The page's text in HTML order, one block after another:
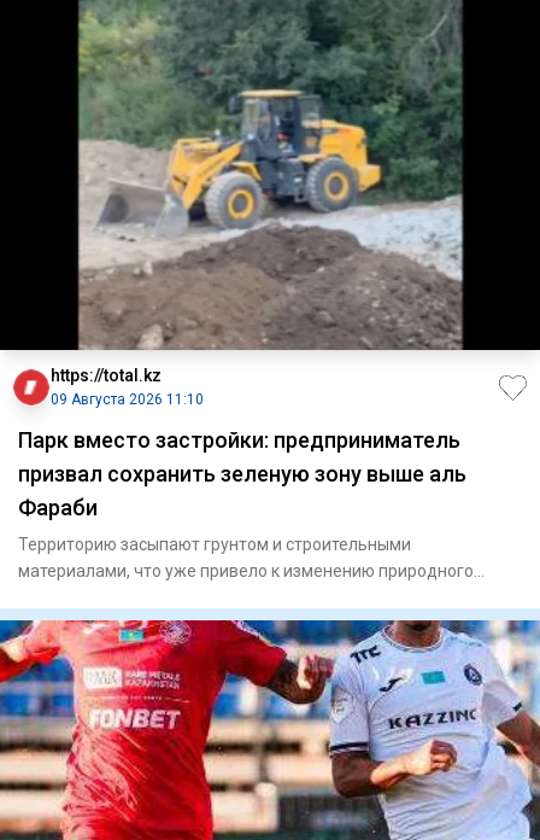
https://total.kz
09 Августа 2026 11:10
Парк вместо застройки: предприниматель
призвал сохранить зеленую зону выше аль
Фараби
Территорию засыпают грунтом и строительными
материалами, что уже привело к изменению природного